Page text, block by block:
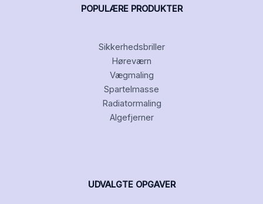
POPULÆRE PRODUKTER
Sikkerhedsbriller
Høreværn
Vægmaling
Spartelmasse
Radiatormaling
Algefjerner
UDVALGTE OPGAVER